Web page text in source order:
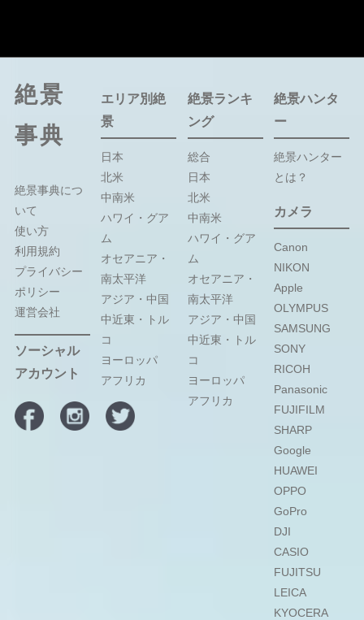
絶景
事典
絶景事典につ
いて
使い方
利用規約
プライバシー
ポリシー
運営会社
ソーシャル
アカウント
エリア別絶
景
日本
北米
中南米
ハワイ・グア
ム
オセアニア・
南太平洋
アジア・中国
中近東・トル
コ
ヨーロッパ
アフリカ
絶景ランキ
ング
総合
日本
北米
中南米
ハワイ・グア
ム
オセアニア・
南太平洋
アジア・中国
中近東・トル
コ
ヨーロッパ
アフリカ
絶景ハンタ
ー
絶景ハンター
とは？
カメラ
Canon
NIKON
Apple
OLYMPUS
SAMSUNG
SONY
RICOH
Panasonic
FUJIFILM
SHARP
Google
HUAWEI
OPPO
GoPro
DJI
CASIO
FUJITSU
LEICA
KYOCERA